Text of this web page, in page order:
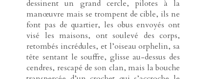
dessinent un grand cercle, pilotes à la
manœuvre mais se trompent de cible, ils ne
font pas de quartier, les obus envoyés ont
visé les maisons, ont soulevé des corps,
retombés incrédules, et l’oiseau orphelin, sa
tête sentant le souffre, glisse au-dessus des
cendres, rescapé de son clan, mais la bouche